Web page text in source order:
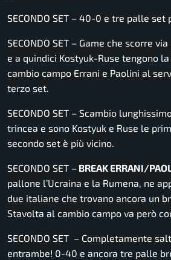
SECONDO SET – 40-0 e tre palle set
SECONDO SET – Game che scorre
e a quindici Kostyuk-Ruse tengono
cambio campo Errani e Paolini al
terzo set.
SECONDO SET – Scambio
trincea e sono Kostyuk e Ruse le
secondo set è più vicino.
SECONDO SET – BREAK ERRANI/
pallone l’Ucraina e la Rumena, ne
due italiane che trovano ancora un
Stavolta al cambio campo va però
SECONDO SET – Completamente
entrambe! 0-40 e ancora tre palle